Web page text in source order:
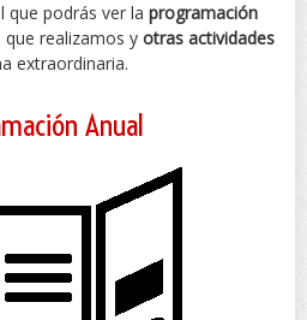
que podrás ver la programación
que realizamos y otras actividades
extraordinaria.
Anual